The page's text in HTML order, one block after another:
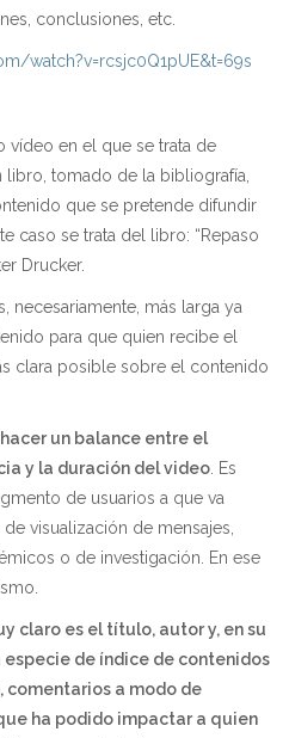
conclusiones, etc.
watch?v=rcsjc0Q1pUE&t=69s
vídeo en el que se trata de
tomado de la bibliografía,
que se pretende difundir
caso se trata del libro: “Repaso
Drucker.
necesariamente, más larga ya
para que quien recibe el
clara posible sobre el contenido
un balance entre el
y la duración del video . Es
de usuarios a que va
visualización de mensajes,
o de investigación. En ese
claro es el título, autor y, en su
de índice de contenidos
comentarios a modo de
ha podido impactar a quien